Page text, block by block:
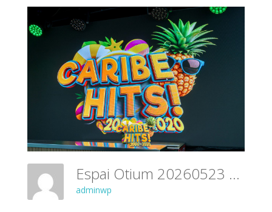
Espai Otium 20260523 054
adminwp